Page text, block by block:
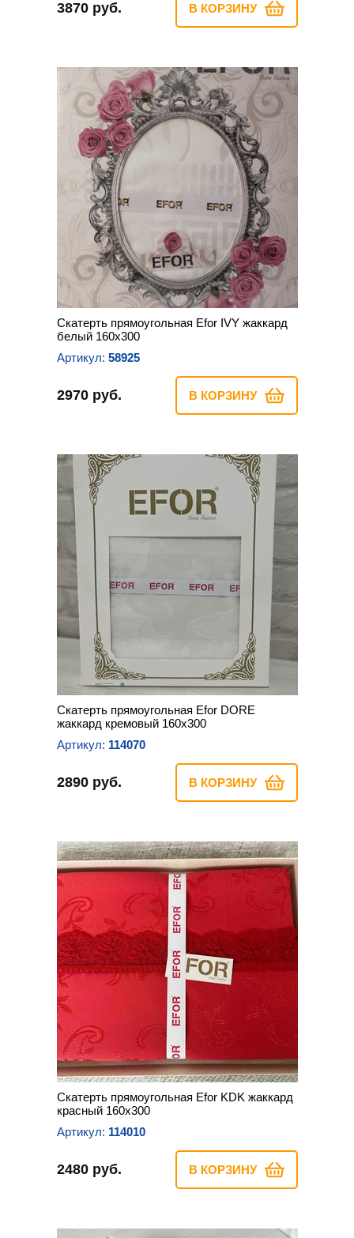
3870 руб. В КОРЗИНУ
Скатерть прямоугольная Efor IVY жаккард
белый 160х300
Артикул: 58925
2970 руб. В КОРЗИНУ
Скатерть прямоугольная Efor DORE
жаккард кремовый 160х300
Артикул: 114070
2890 руб. В КОРЗИНУ
Скатерть прямоугольная Efor KDK жаккард
красный 160х300
Артикул: 114010
2480 руб. В КОРЗИНУ